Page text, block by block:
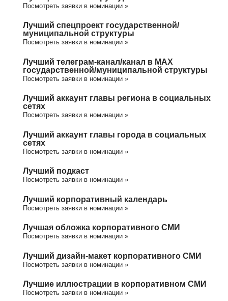
Посмотреть заявки в номинации »
Лучший спецпроект государственной/
муниципальной структуры
Посмотреть заявки в номинации »
Лучший телеграм-канал/канал в МАХ
государственной/муниципальной структуры
Посмотреть заявки в номинации »
Лучший аккаунт главы региона в социальных
сетях
Посмотреть заявки в номинации »
Лучший аккаунт главы города в социальных
сетях
Посмотреть заявки в номинации »
Лучший подкаст
Посмотреть заявки в номинации »
Лучший корпоративный календарь
Посмотреть заявки в номинации »
Лучшая обложка корпоративного СМИ
Посмотреть заявки в номинации »
Лучший дизайн-макет корпоративного СМИ
Посмотреть заявки в номинации »
Лучшие иллюстрации в корпоративном СМИ
Посмотреть заявки в номинации »